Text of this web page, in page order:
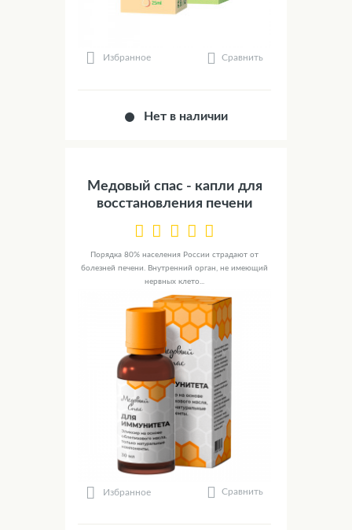
Избранное Сравнить
Нет в наличии
Медовый спас - капли для
восстановления печени
Порядка 80% населения России страдают от
болезней печени. Внутренний орган, не имеющий
нервных клето...
Избранное Сравнить